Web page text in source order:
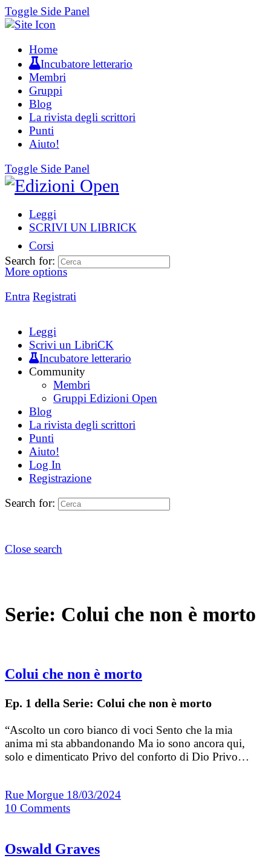
Toggle Side Panel
Home
Incubatore letterario
Membri
Gruppi
Blog
La rivista degli scrittori
Punti
Aiuto!
Toggle Side Panel
Leggi
SCRIVI UN LIBRICK
Corsi
More options
Entra Registrati
Search for:
Leggi
Scrivi un LibriCK
Incubatore letterario
Community
Membri
Gruppi Edizioni Open
Blog
La rivista degli scrittori
Punti
Aiuto!
Log In
Registrazione
Search for:
Close search
Serie: Colui che non è morto
Colui che non è morto
Ep. 1 della Serie: Colui che non è morto
“Ascolto un coro bianco di voci Sento che la mia
anima mi sta abbandonando Ma io sono ancora qui,
solo e dimenticato Privo del conforto di Dio Privo…
Rue Morgue 18/03/2024
10 Comments
Oswald Graves